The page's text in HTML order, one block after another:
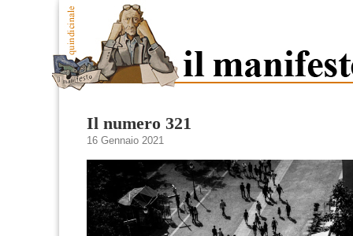
Il numero 321
16 Gennaio 2021